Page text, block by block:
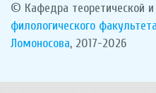
© Кафедра теоретической и
филологического факультета
Ломоносова, 2017-2026